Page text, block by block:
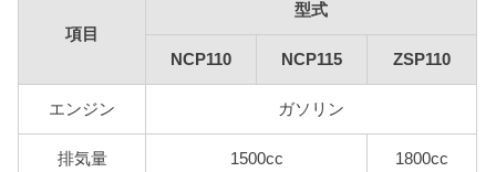
項目
型式
NCP110 NCP115 ZSP110
エンジン ガソリン
排気量 1500cc 1800cc